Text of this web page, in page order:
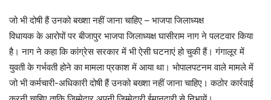
जो भी दोषी हैं उनको बख्शा नहीं जाना चाहिए – भाजपा जिलाध्यक्ष
विधायक के आरोपों पर बीजापुर भाजपा जिलाध्यक्ष घासीराम नाग ने पलटवार किया
है। नाग ने कहा कि कांग्रेस सरकार में भी ऐसी घटनाएं हो चुकी हैं। गंगालूर में
युवती के गर्भवती होने का मामला प्रकाश में आया था। भोपालपटनम वाले मामले में
जो भी कर्मचारी-अधिकारी दोषी हैं उनको बख्शा नहीं जाना चाहिए। कठोर कार्रवाई